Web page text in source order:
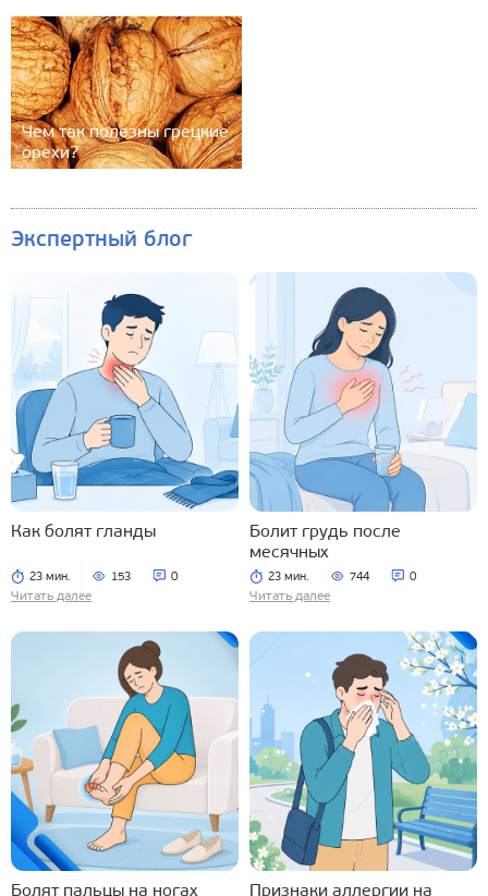
Чем так полезны грецкие
орехи?
Экспертный блог
Как болят гланды
23 мин. 153 0
Читать далее
Болит грудь после
месячных
23 мин. 744 0
Читать далее
Болят пальцы на ногах
Признаки аллергии на